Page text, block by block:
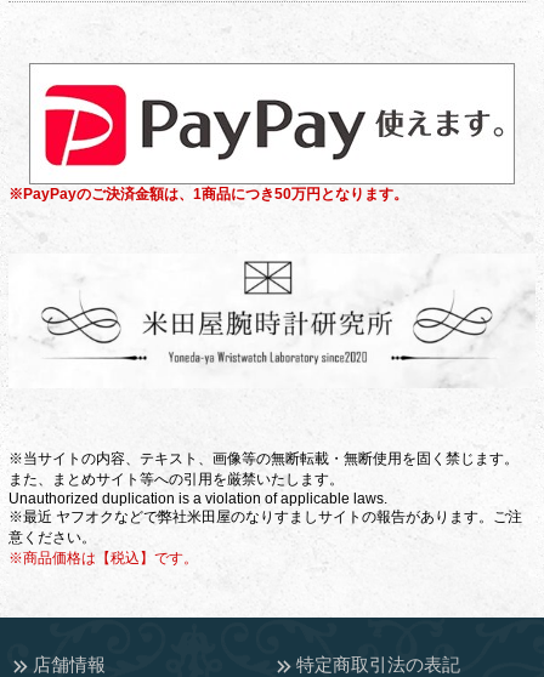
※PayPayのご決済金額は、1商品につき50万円となります。
※当サイトの内容、テキスト、画像等の無断転載・無断使用を固く禁じます。
また、まとめサイト等への引用を厳禁いたします。
Unauthorized duplication is a violation of applicable laws.
※最近 ヤフオクなどで弊社米田屋のなりすましサイトの報告があります。ご注
意ください。
※商品価格は【税込】です。
店舗情報 特定商取引法の表記